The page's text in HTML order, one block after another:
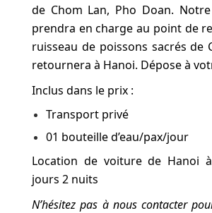
de Chom Lan, Pho Doan.
prendra en charge au point de
ruisseau de poissons sacrés de
retournera à Hanoi. Dépose à
Inclus dans le prix :
Transport privé
01 bouteille d’eau/pax/jour
Location de voiture de Hanoi
jours 2 nuits
N’hésitez pas à nous contacter